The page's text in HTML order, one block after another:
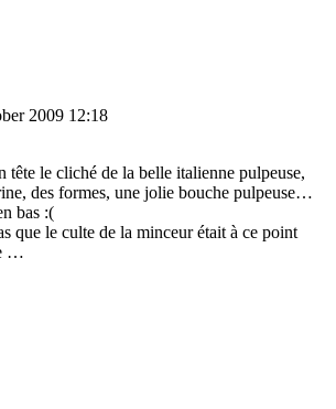
2009 12:18
tête le cliché de la belle italienne pulpeuse,
des formes, une jolie bouche pulpeuse…
bas :(
que le culte de la minceur était à ce point
…